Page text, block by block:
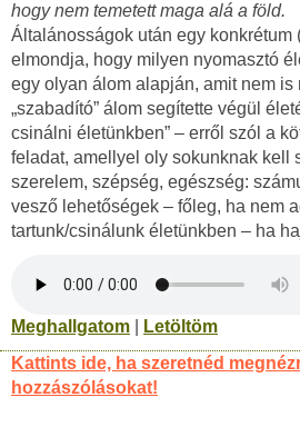
hogy nem temetett maga alá a föld.
Általánosságok után egy konkrétum
elmondja, hogy milyen nyomasztó
egy olyan álom alapján, amit nem
„szabadító” álom segítette végül
csinálni életünkben” – erről szól a
feladat, amellyel oly sokunknak kell
szerelem, szépség, egészség:
vesző lehetőségek – főleg, ha nem
tartunk/csinálunk életünkben – ha
Meghallgatom
Letöltöm
Kattints ide, ha szeretnéd
hozzászólásokat!